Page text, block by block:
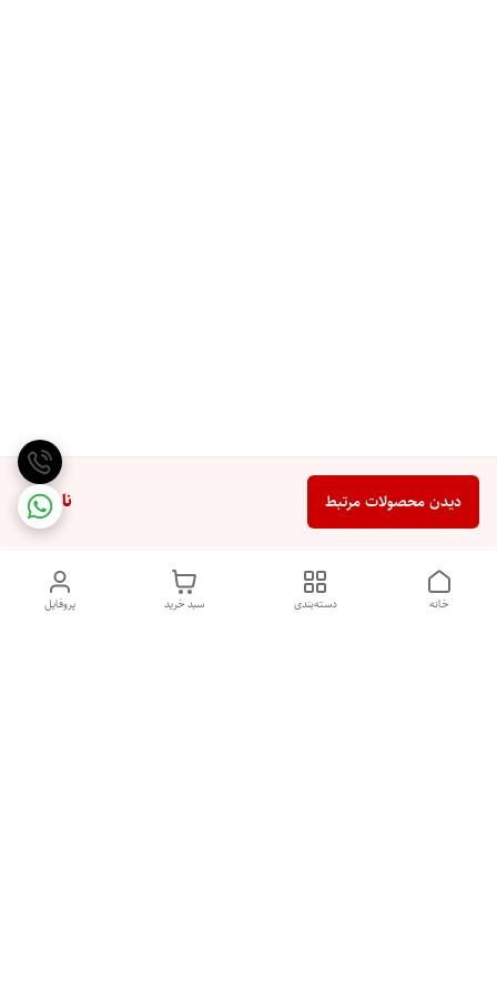
ناموجود دیدن محصولات مرتبط
پروفایل سبد خرید دسته‌بندی خانه